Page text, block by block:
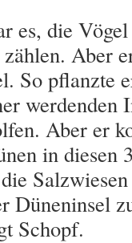
es, die
Aber
So pflanzte
werdenden
Aber er
in diesen
Düneninsel
Schopf.